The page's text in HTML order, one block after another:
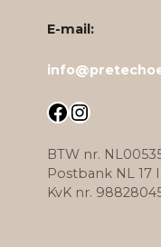
E-mail:
Facebook Instagram
BTW nr.
Postbank NL 17
KvK nr.